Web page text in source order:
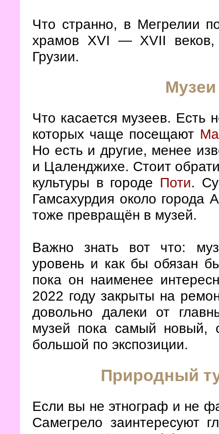
Что странно, в Мегрелии
храмов XVI — XVII веков,
Грузии.
Что касается музеев. Есть
которых чаще посещают
Но есть и другие, менее
и Цаленджихе. Стоит
культуры в городе Поти.
Гамсахурдия около
тоже превращён в музей.
Важно знать вот что:
уровень и как бы обязан
пока он наименее
2022 году закрыты на
довольно далеки от
музей пока самый новый,
большой по экспозиции.
Природный
Если вы не этнограф и не
Самегрело заинтересуют